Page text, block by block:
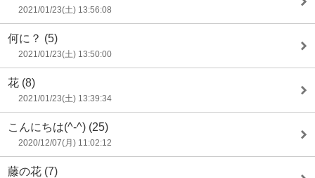
2021/01/23(土) 13:56:08
何に？ (5)
2021/01/23(土) 13:50:00
花 (8)
2021/01/23(土) 13:39:34
こんにちは(^-^) (25)
2020/12/07(月) 11:02:12
藤の花 (7)